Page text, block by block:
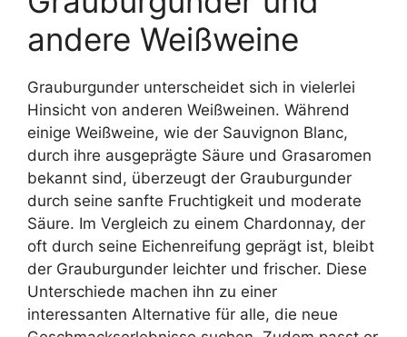
andere Weißweine
Grauburgunder unterscheidet sich in vielerlei
Hinsicht von anderen Weißweinen. Während
einige Weißweine, wie der Sauvignon Blanc,
durch ihre ausgeprägte Säure und Grasaromen
bekannt sind, überzeugt der Grauburgunder
durch seine sanfte Fruchtigkeit und moderate
Säure. Im Vergleich zu einem Chardonnay, der
oft durch seine Eichenreifung geprägt ist, bleibt
der Grauburgunder leichter und frischer. Diese
Unterschiede machen ihn zu einer
interessanten Alternative für alle, die neue